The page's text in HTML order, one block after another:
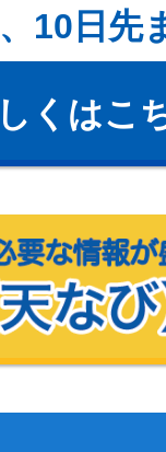
10日先
くはこ